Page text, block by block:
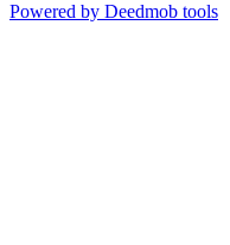
Powered by Deedmob tools